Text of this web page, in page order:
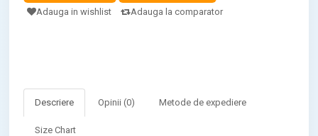
Adauga in wishlist Adauga la comparator
Descriere Opinii (0) Metode de expediere
Size Chart